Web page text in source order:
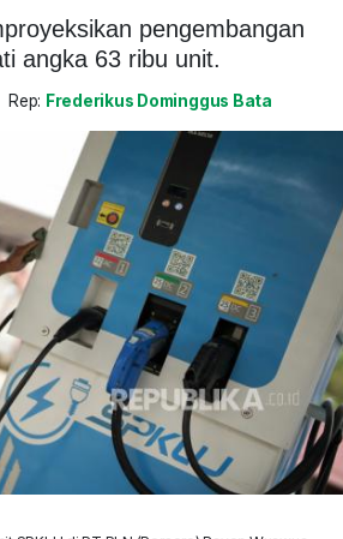
pengembangan
angka 63 ribu unit.
Rep: Frederikus Dominggus Bata